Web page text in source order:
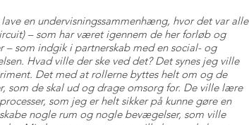
en undervisningssammenhæng, hvor det var alle
– som har været igennem de her forløb og
– som indgik i partnerskab med en social- og
Hvad ville der ske ved det? Det synes jeg ville
Det med at rollerne byttes helt om og de
som de skal ud og drage omsorg for. De ville lære
som jeg er helt sikker på kunne gøre en
nogle rum og nogle bevægelser, som ville